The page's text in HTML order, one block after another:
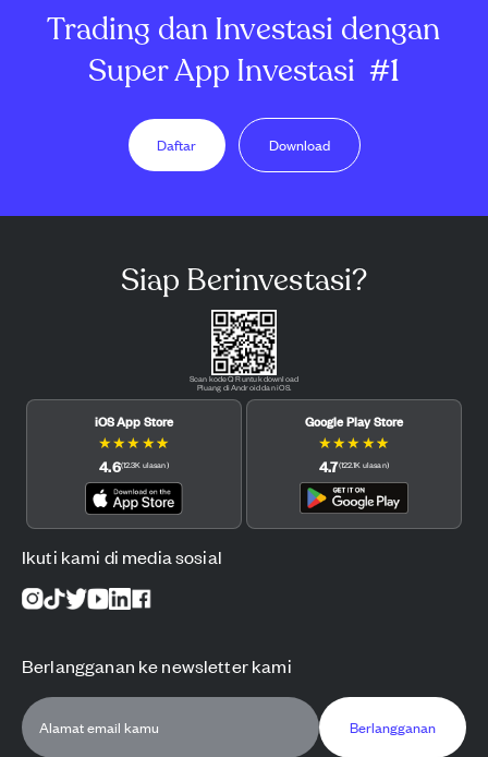
Trading dan Investasi dengan
Super App Investasi #1
Daftar Download
Siap Berinvestasi?
Scan kode QR untuk download
Pluang di Android dan iOS.
iOS App Store
★★★ ★★
4.6(12.3K ulasan)
Google Play Store
★★★ ★★
4.7(122.1K ulasan)
Ikuti kami di media sosial
Berlangganan ke newsletter kami
Berlangganan